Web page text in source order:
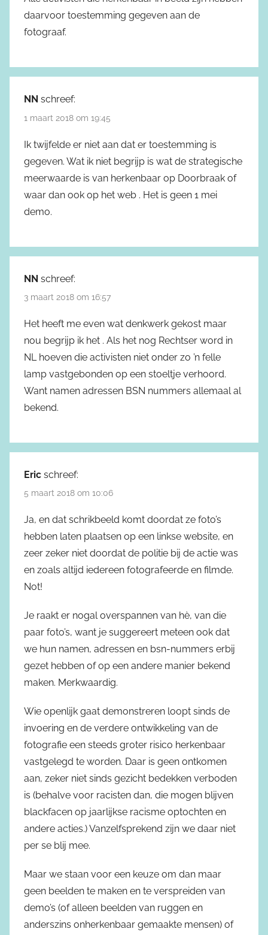
daarvoor toestemming gegeven aan de
fotograaf.
NN schreef:
1 maart 2018 om 19:45
Ik twijfelde er niet aan dat er toestemming is
gegeven. Wat ik niet begrijp is wat de strategische
meerwaarde is van herkenbaar op Doorbraak of
waar dan ook op het web . Het is geen 1 mei
demo.
NN schreef:
3 maart 2018 om 16:57
Het heeft me even wat denkwerk gekost maar
nou begrijp ik het . Als het nog Rechtser word in
NL hoeven die activisten niet onder zo ’n felle
lamp vastgebonden op een stoeltje verhoord.
Want namen adressen BSN nummers allemaal al
bekend.
Eric schreef:
5 maart 2018 om 10:06
Ja, en dat schrikbeeld komt doordat ze foto’s
hebben laten plaatsen op een linkse website, en
zeer zeker niet doordat de politie bij de actie was
en zoals altijd iedereen fotografeerde en filmde.
Not!
Je raakt er nogal overspannen van hè, van die
paar foto’s, want je suggereert meteen ook dat
we hun namen, adressen en bsn-nummers erbij
gezet hebben of op een andere manier bekend
maken. Merkwaardig.
Wie openlijk gaat demonstreren loopt sinds de
invoering en de verdere ontwikkeling van de
fotografie een steeds groter risico herkenbaar
vastgelegd te worden. Daar is geen ontkomen
aan, zeker niet sinds gezicht bedekken verboden
is (behalve voor racisten dan, die mogen blijven
blackfacen op jaarlijkse racisme optochten en
andere acties.) Vanzelfsprekend zijn we daar niet
per se blij mee.
Maar we staan voor een keuze om dan maar
geen beelden te maken en te verspreiden van
demo’s (of alleen beelden van ruggen en
anderszins onherkenbaar gemaakte mensen) of